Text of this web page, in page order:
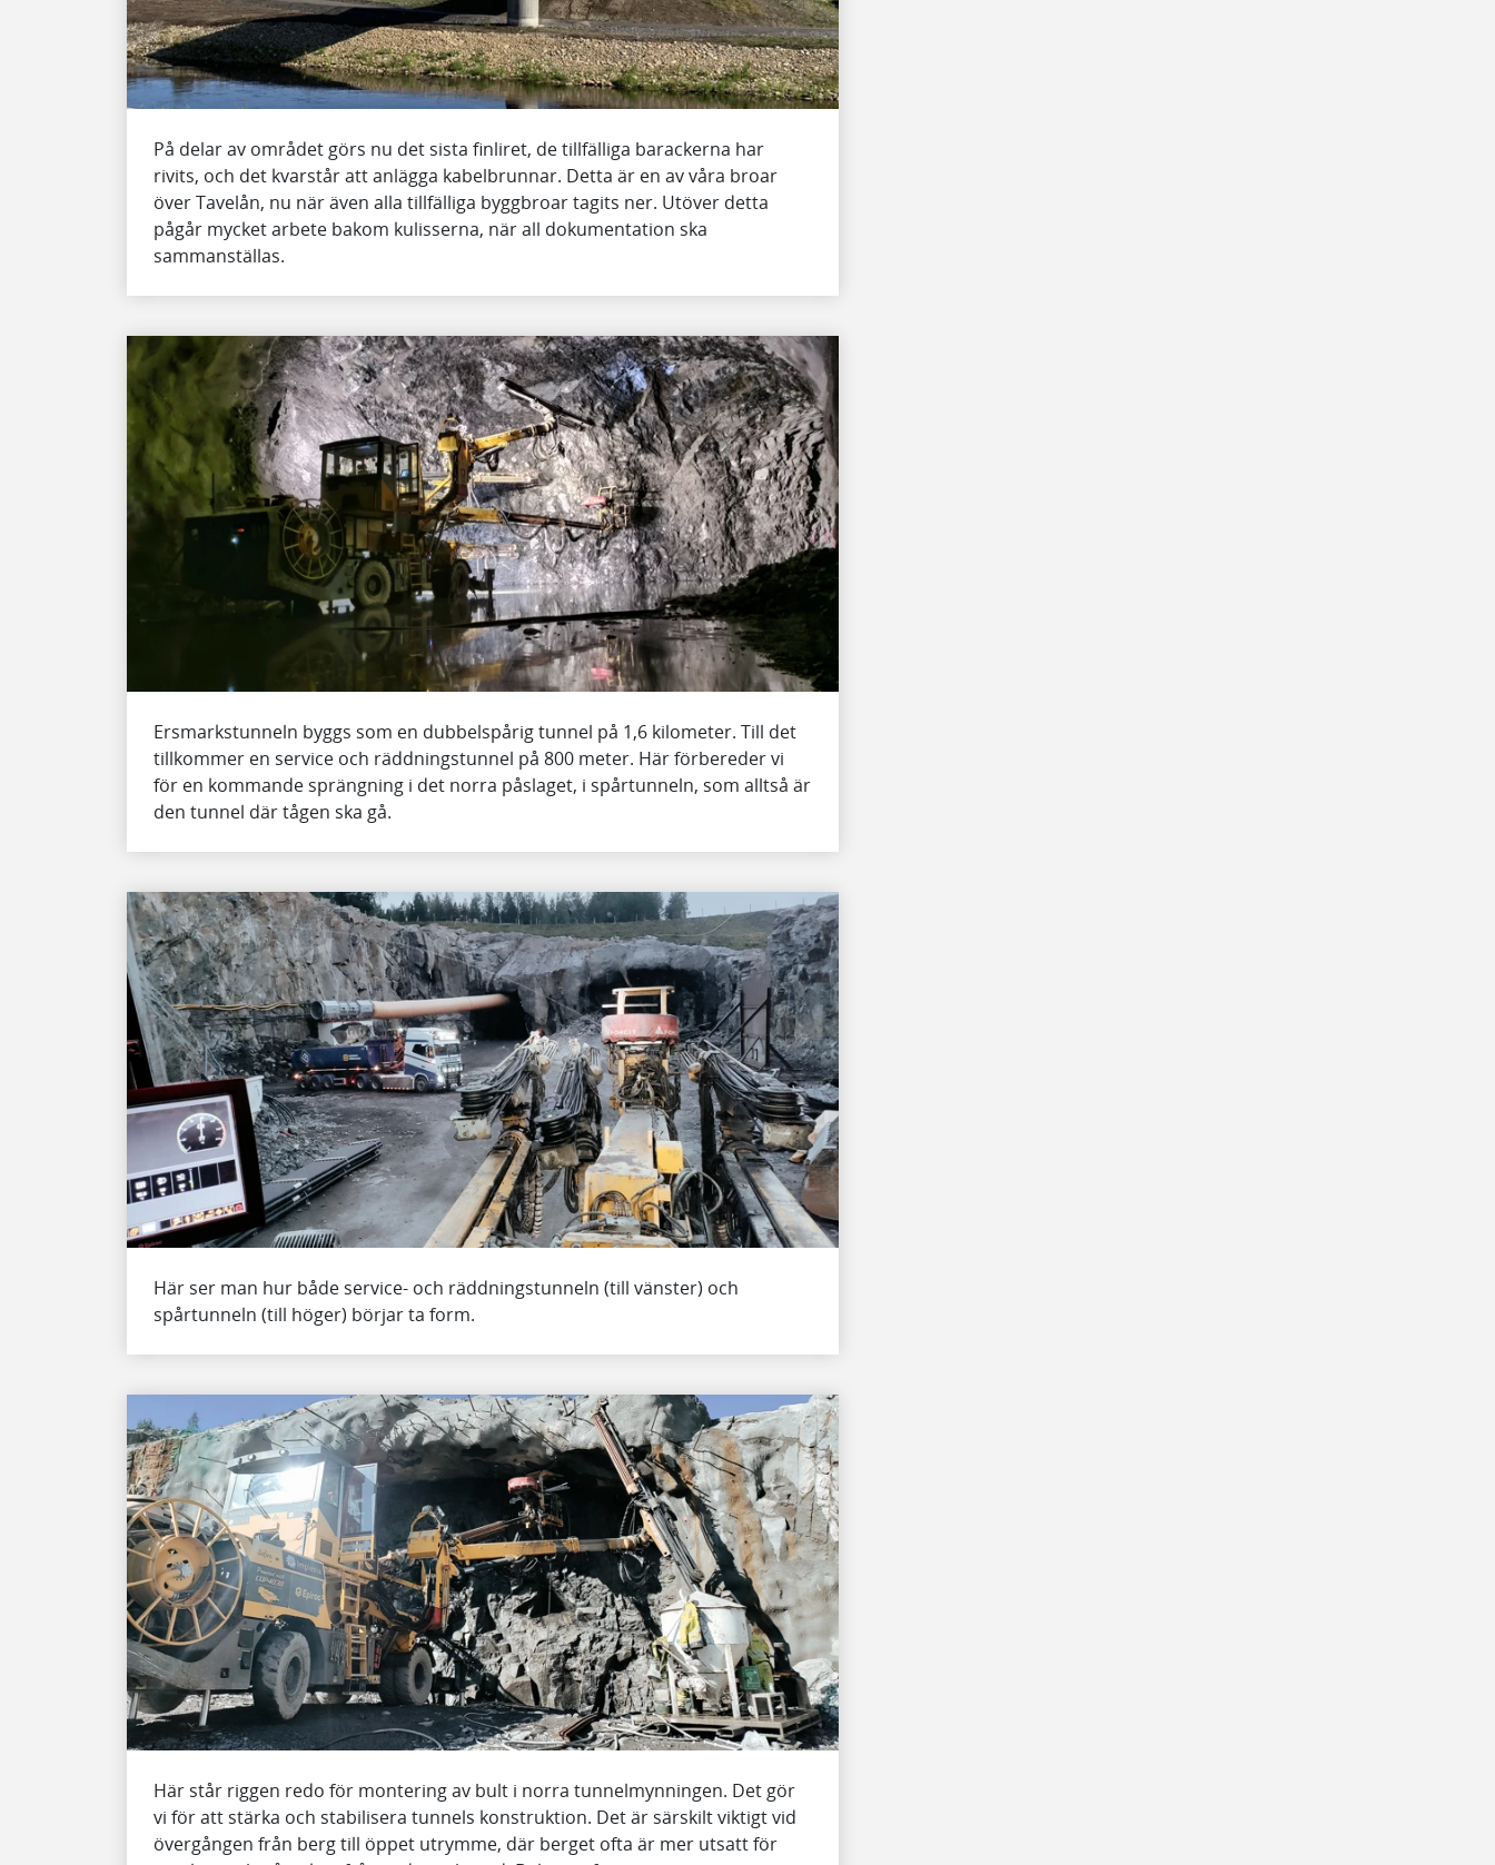
På delar av området görs nu det sista finliret, de tillfälliga barackerna har
rivits, och det kvarstår att anlägga kabelbrunnar. Detta är en av våra broar
över Tavelån, nu när även alla tillfälliga byggbroar tagits ner. Utöver detta
pågår mycket arbete bakom kulisserna, när all dokumentation ska
sammanställas.
Ersmarkstunneln byggs som en dubbelspårig tunnel på 1,6 kilometer. Till det
tillkommer en service och räddningstunnel på 800 meter. Här förbereder vi
för en kommande sprängning i det norra påslaget, i spårtunneln, som alltså är
den tunnel där tågen ska gå.
Här ser man hur både service- och räddningstunneln (till vänster) och
spårtunneln (till höger) börjar ta form.
Här står riggen redo för montering av bult i norra tunnelmynningen. Det gör
vi för att stärka och stabilisera tunnels konstruktion. Det är särskilt viktigt vid
övergången från berg till öppet utrymme, där berget ofta är mer utsatt för